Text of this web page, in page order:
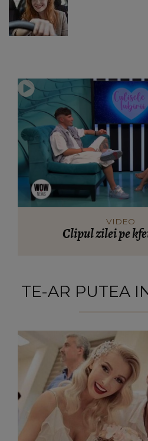
VIDEO
Clipul zilei pe
TE-AR PUTEA